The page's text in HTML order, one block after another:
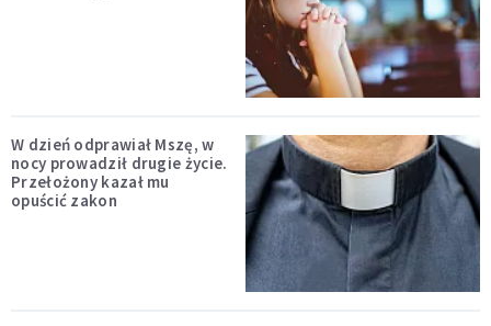
W dzień odprawiał Mszę, w
nocy prowadził drugie życie.
Przełożony kazał mu
opuścić zakon